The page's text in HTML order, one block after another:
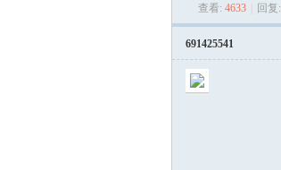
查看: 4633 回复:
691425541